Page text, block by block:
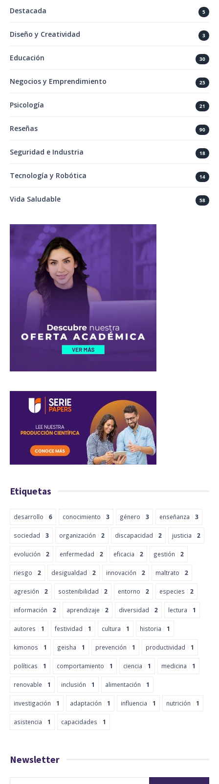
Destacada 5
Diseño y Creatividad 3
Educación 30
Negocios y Emprendimiento 25
Psicología 21
Reseñas 90
Seguridad e Industria 18
Tecnología y Robótica 14
Vida Saludable 58
Etiquetas
desarrollo 6 conocimiento 3 género 3 enseñanza 3
sociedad 3 organización 2 discapacidad 2 justicia 2
evolución 2 enfermedad 2 eficacia 2 gestión 2
riesgo 2 desigualdad 2 innovación 2 maltrato 2
agresión 2 sostenibilidad 2 entorno 2 especies 2
información 2 aprendizaje 2 diversidad 2 lectura 1
autores 1 festividad 1 cultura 1 historia 1
kimonos 1 geisha 1 prevención 1 productividad 1
políticas 1 comportamiento 1 ciencia 1 medicina 1
renovable 1 inclusión 1 alimentación 1
investigación 1 adaptación 1 influencia 1 nutrición 1
asistencia 1 capacidades 1
Newsletter